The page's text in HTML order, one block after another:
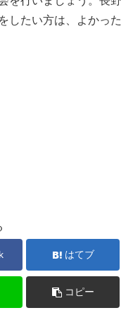
したい方は、よかった
はてブ
コピー